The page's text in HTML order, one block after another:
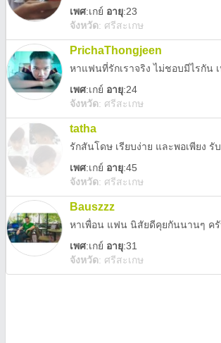
เพศ:เกย์ อายุ:23
จังหวัด: ศรีสะเกษ
PrichaThongjeen
เพศ:เกย์ อายุ:24
จังหวัด: ศรีสะเกษ
tatha
รักสันโดษ เรียบง่าย และพอเพียง รับ
เพศ:เกย์ อายุ:45
จังหวัด: ศรีสะเกษ
Bauszzz
เพศ:เกย์ อายุ:31
จังหวัด: ศรีสะเกษ